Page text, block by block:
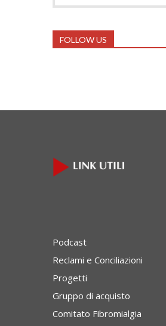
FOLLOW US
Podcast
Reclami e Conciliazioni
Progetti
Gruppo di acquisto
Comitato Fibromialgia